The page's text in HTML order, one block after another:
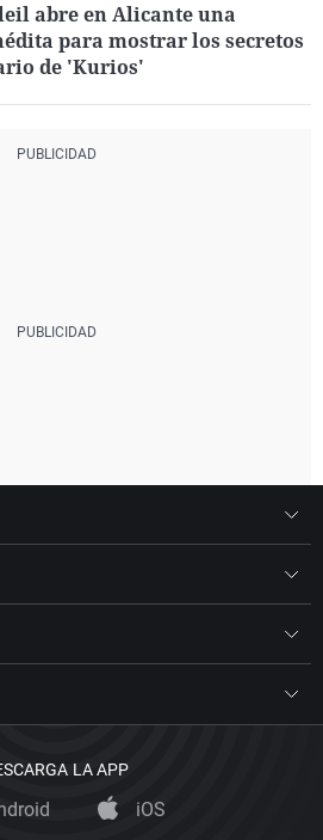
abre en Alicante una
para mostrar los secretos
de 'Kurios'
LA APP
iOS